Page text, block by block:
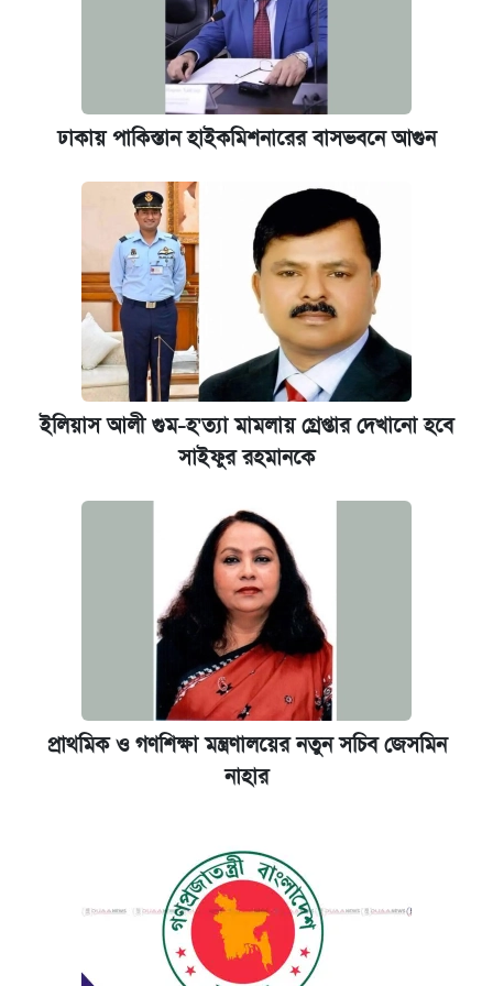
ঢাকায় পাকিস্তান হাইকমিশনারের বাসভবনে আগুন
ইলিয়াস আলী গুম-হ'ত্যা মামলায় গ্রেপ্তার দেখানো হবে
সাইফুর রহমানকে
প্রাথমিক ও গণশিক্ষা মন্ত্রণালয়ের নতুন সচিব জেসমিন
নাহার